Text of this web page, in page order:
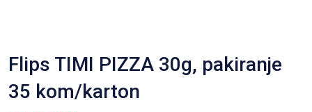
Flips TIMI PIZZA 30g, pakiranje
35 kom/karton